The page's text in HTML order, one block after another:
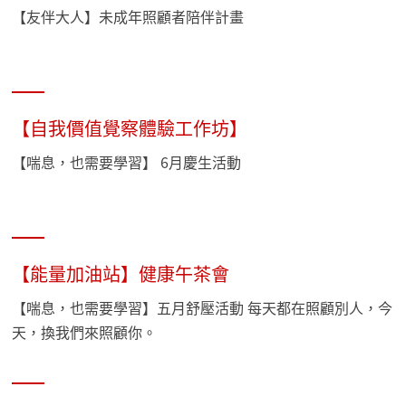
【友伴大人】未成年照顧者陪伴計畫
【自我價值覺察體驗工作坊】
【喘息，也需要學習】 6月慶生活動
【能量加油站】健康午茶會
【喘息，也需要學習】五月舒壓活動 每天都在照顧別人，今
天，換我們來照顧你。